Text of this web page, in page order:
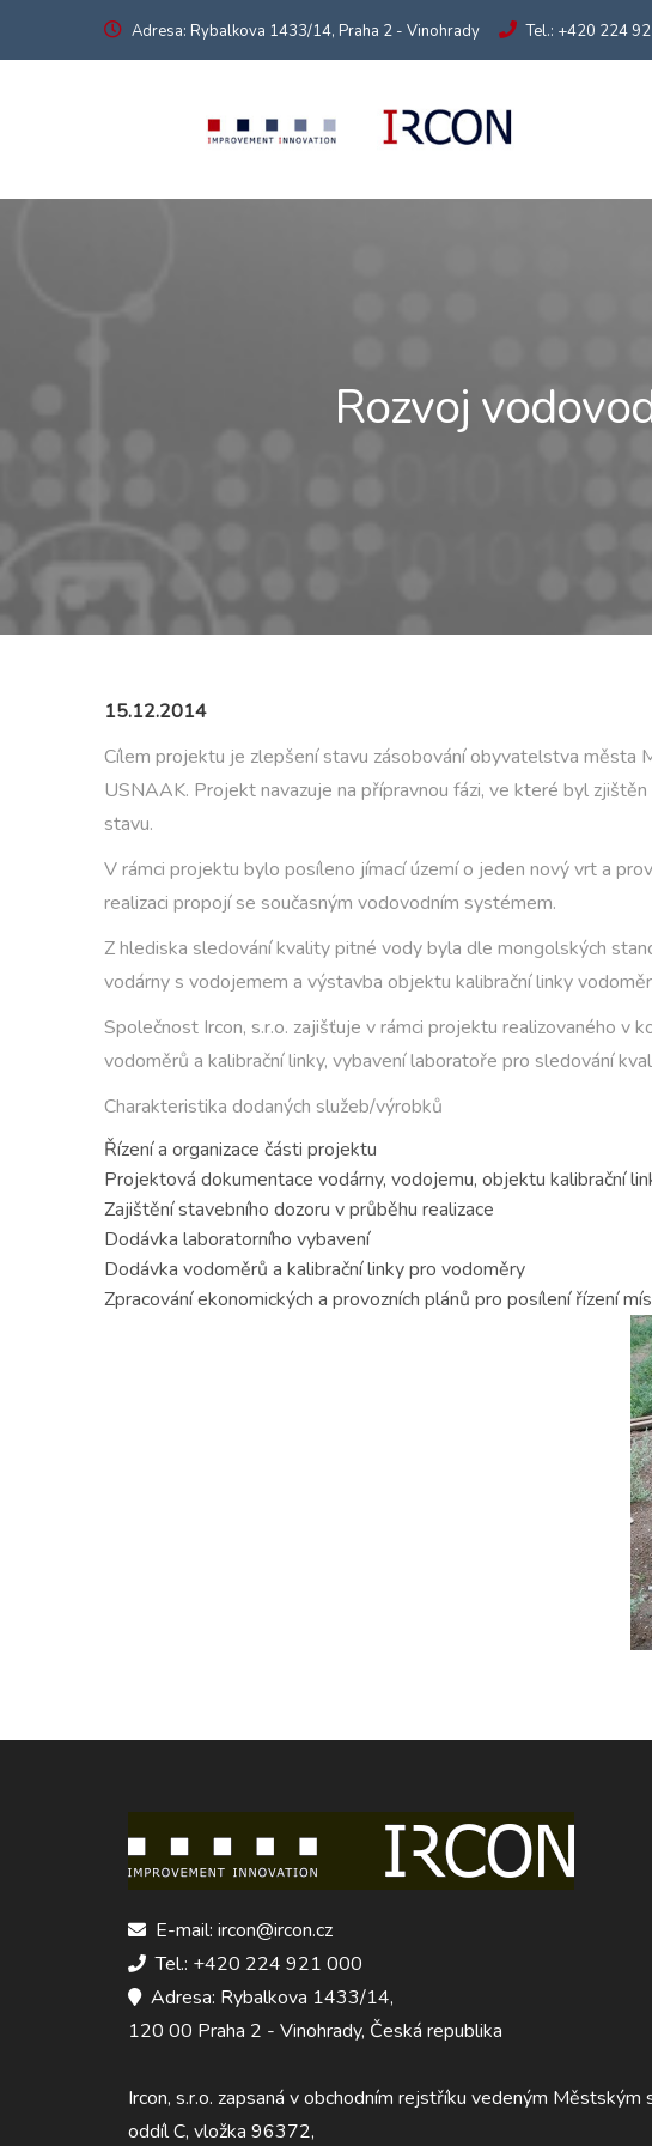
Adresa: Rybalkova 1433/14, Praha 2 - Vinohrady Tel.: +420 224
Rozvoj
15.12.2014
Cílem projektu je zlepšení stavu zásobování obyvatelstva města
USNAAK. Projekt navazuje na přípravnou fázi, ve které byl
stavu.
V rámci projektu bylo posíleno jímací území o jeden nový vrt a
realizaci propojí se současným vodovodním systémem.
Z hlediska sledování kvality pitné vody byla dle mongolských
vodárny s vodojemem a výstavba objektu kalibrační linky
Společnost Ircon, s.r.o. zajišťuje v rámci projektu realizovaného v
vodoměrů a kalibrační linky, vybavení laboratoře pro sledování
Charakteristika dodaných služeb/výrobků
Řízení a organizace části projektu
Projektová dokumentace vodárny, vodojemu, objektu kalibrační
Zajištění stavebního dozoru v průběhu realizace
Dodávka laboratorního vybavení
Dodávka vodoměrů a kalibrační linky pro vodoměry
Zpracování ekonomických a provozních plánů pro posílení řízení
E-mail: ircon@ircon.cz
Tel.: +420 224 921 000
Adresa: Rybalkova 1433/14,
120 00 Praha 2 - Vinohrady, Česká republika
Ircon, s.r.o. zapsaná v obchodním rejstříku vedeným Městským
oddíl C, vložka 96372,